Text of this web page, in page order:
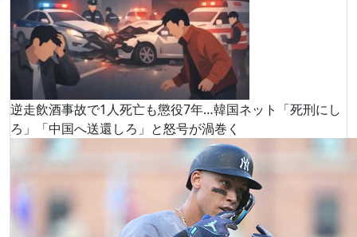
逆走飲酒事故で1人死亡も懲役7年…韓国ネット「死刑にし
ろ」「中国へ送還しろ」と怒号が渦巻く